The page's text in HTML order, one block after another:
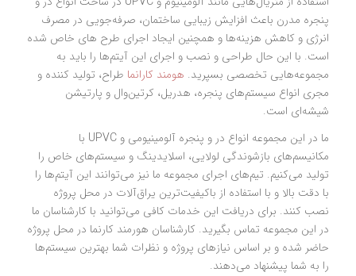
پنجره مدرن باعث افزایش زیبایی ساختمان، صرفه‌جویی در مصرف
انرژی و کاهش هزینه‌ها و همچنین ایجاد اجرای طرح های خاص شده
است. با این حال طراحی و نصب و اجرای این آیتم‌ها را باید به
مجموعه‌هایی تخصصی بسپرید. هومند کارانما طراح، تولید کننده و
مجری انواع سیستم‌های پنجره، هدریل، کرتین‌وال و پارتیشن
شیشه‌ای است.
ما در این مجموعه انواع در و پنجره آلومینیومی و UPVC با
مکانیسم‌های بازشوندگی لولایی، اسلایدینگ و سیستم‌های خاص را
تولید می‌کنیم. تیم‌های اجرای مجموعه ما نیز می‌توانند این آیتم‌ها را
با دقت بالا و با استفاده از باکیفیت‌ترین یراق‌آلات در محل پروژه
نصب کنند. برای دریافت این خدمات کافی می‌توانید با کارشناسان ما
در این مجموعه تماس بگیرید. کارشناسان هورمند کارنما در محل پروژه
حاضر شده و بر اساس نیازهای پروژه و نظرات شما بهترین سیستم‌ها
را به شما پیشنهاد می‌دهند.